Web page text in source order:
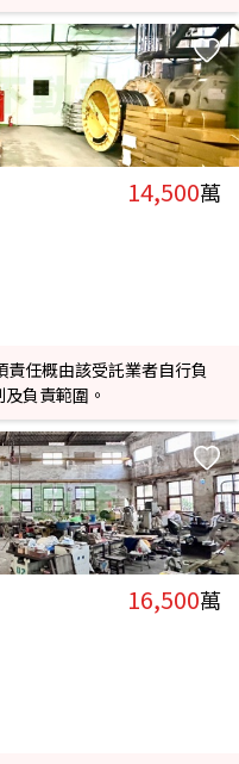
14,500萬
任概由該受託業者自行負
負責範圍。
16,500萬